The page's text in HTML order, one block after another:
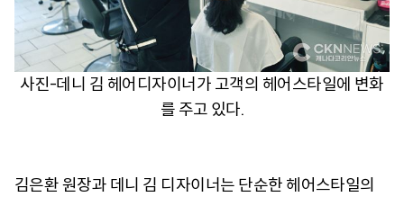
사진-데니 김 헤어디자이너가 고객의 헤어스타일에 변화
를 주고 있다.
김은환 원장과 데니 김 디자이너는 단순한 헤어스타일의